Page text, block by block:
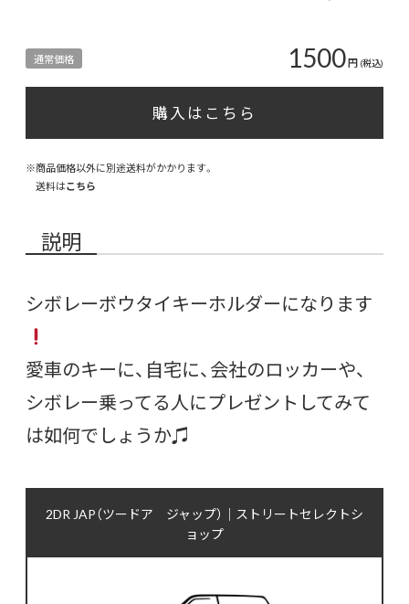
通常価格 1500円 (税込)
購入はこちら
※商品価格以外に別途送料がかかります。
送料はこちら
説明
シボレーボウタイキーホルダーになります
愛車のキーに、自宅に、会社のロッカーや、
シボレー乗ってる人にプレゼントしてみて
は如何でしょうか♫
2DR JAP（ツードア ジャップ）｜ストリートセレクトシ
ョップ